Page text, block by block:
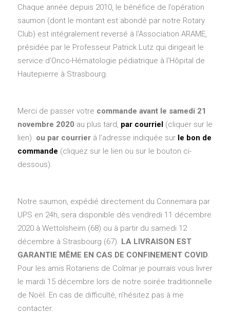
Chaque année depuis 2010, le bénéfice de l’opération
saumon (dont le montant est abondé par notre Rotary
Club) est intégralement reversé à l’Association ARAME,
présidée par le Professeur Patrick Lutz qui dirigeait le
service d’Onco-Hématologie pédiatrique à l’Hôpital de
Hautepierre à Strasbourg.
Merci de passer votre commande avant le samedi 21
novembre 2020 au plus tard, par courriel(cliquer sur le
lien) ou par courrierà l’adresse indiquée sur le bon de
commande (cliquez sur le lien ou sur le bouton ci-
dessous).
Notre saumon, expédié directement du Connemara par
UPS en 24h, sera disponible dès vendredi 11 décembre
2020 à Wettolsheim (68) ou à partir du samedi 12
décembre à Strasbourg (67). LA LIVRAISON EST
GARANTIE MÊME EN CAS DE CONFINEMENT COVID.
Pour les amis Rotariens de Colmar je pourrais vous livrer
le mardi 15 décembre lors de notre soirée traditionnelle
de Noël. En cas de difficulté, n’hésitez pas à me
contacter.